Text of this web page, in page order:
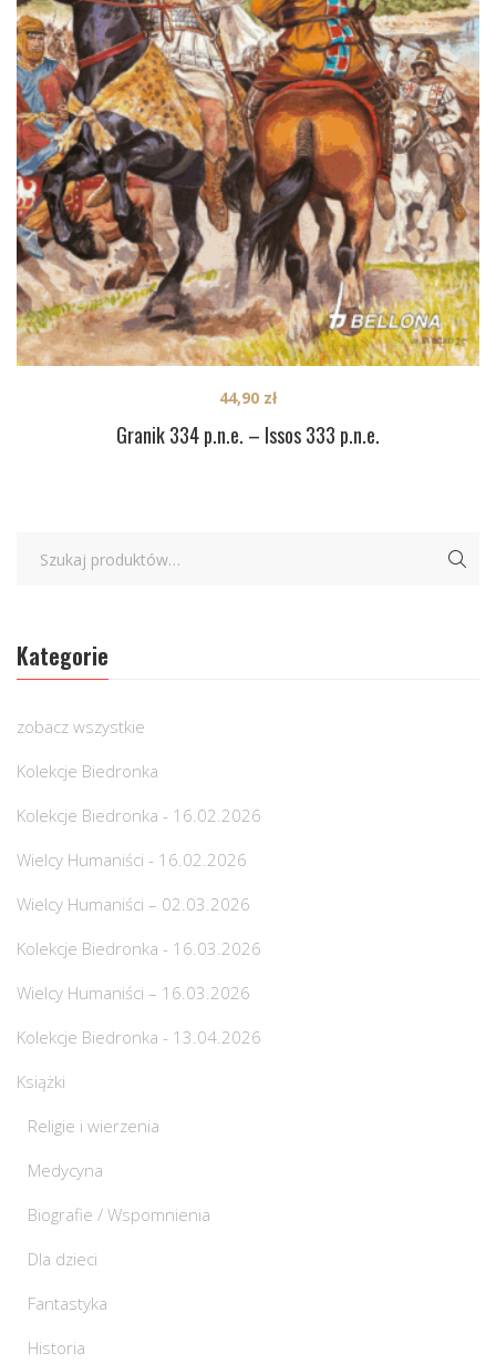
Granik 334 p.n.e. – Issos 333 p.n.e.
44,90 zł
Kategorie
zobacz wszystkie
Kolekcje Biedronka
Kolekcje Biedronka - 16.02.2026
Wielcy Humaniści - 16.02.2026
Wielcy Humaniści – 02.03.2026
Kolekcje Biedronka - 16.03.2026
Wielcy Humaniści – 16.03.2026
Kolekcje Biedronka - 13.04.2026
Książki
Religie i wierzenia
Medycyna
Biografie / Wspomnienia
Dla dzieci
Fantastyka
Historia